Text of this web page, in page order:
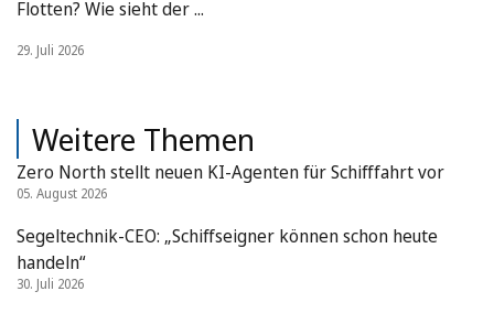
Flotten? Wie sieht der ...
29. Juli 2026
Weitere Themen
Zero North stellt neuen KI-Agenten für Schifffahrt vor
05. August 2026
Segeltechnik-CEO: „Schiffseigner können schon heute
handeln“
30. Juli 2026